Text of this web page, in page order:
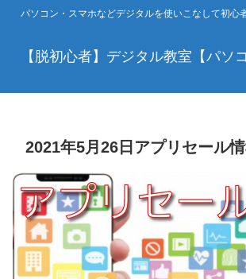
パソコン・スマホなどデジタルを使いこなして初心
【脱初心者】デジタル教室【パソ
2021年5月26日アプリセール